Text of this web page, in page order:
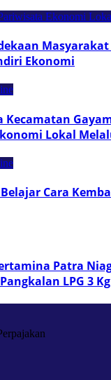
Ekonomi
Ekonomi
Kecamatan
Lokal
Cara
Patra
LPG 3 Kg